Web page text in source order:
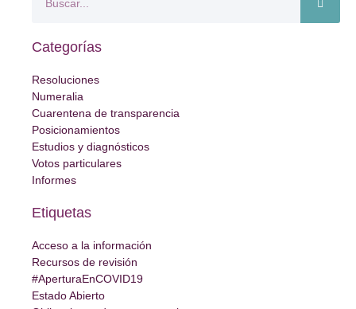
Categorías
Resoluciones
Numeralia
Cuarentena de transparencia
Posicionamientos
Estudios y diagnósticos
Votos particulares
Informes
Etiquetas
Acceso a la información
Recursos de revisión
#AperturaEnCOVID19
Estado Abierto